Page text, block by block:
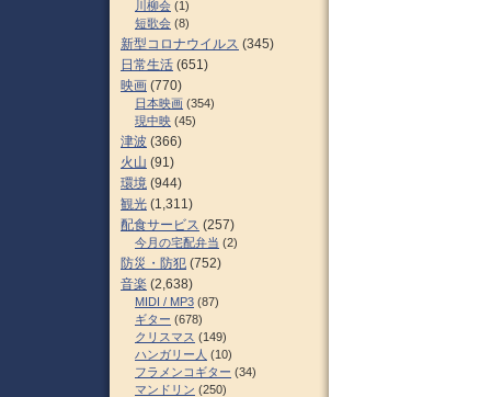
川柳会 (1)
短歌会 (8)
新型コロナウイルス (345)
日常生活 (651)
映画 (770)
日本映画 (354)
現中映 (45)
津波 (366)
火山 (91)
環境 (944)
観光 (1,311)
配食サービス (257)
今月の宅配弁当 (2)
防災・防犯 (752)
音楽 (2,638)
MIDI / MP3 (87)
ギター (678)
クリスマス (149)
ハンガリー人 (10)
フラメンコギター (34)
マンドリン (250)